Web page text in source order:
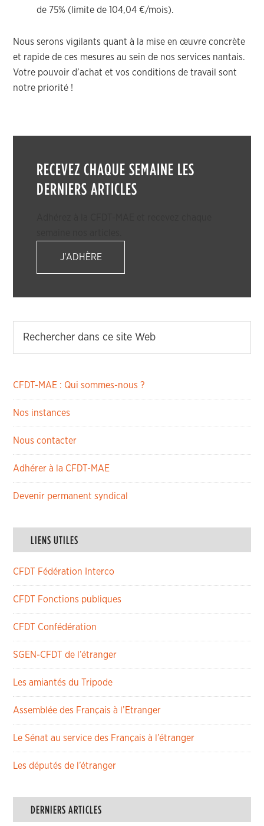
de 75% (limite de 104,04 €/mois).
Nous serons vigilants quant à la mise en œuvre concrète
et rapide de ces mesures au sein de nos services nantais.
Votre pouvoir d’achat et vos conditions de travail sont
notre priorité !
RECEVEZ CHAQUE SEMAINE LES
DERNIERS ARTICLES
J'ADHÈRE
CFDT-MAE : Qui sommes-nous ?
Nos instances
Nous contacter
Adhérer à la CFDT-MAE
Devenir permanent syndical
LIENS UTILES
CFDT Fédération Interco
CFDT Fonctions publiques
CFDT Confédération
SGEN-CFDT de l’étranger
Les amiantés du Tripode
Assemblée des Français à l’Etranger
Le Sénat au service des Français à l’étranger
Les députés de l’étranger
DERNIERS ARTICLES